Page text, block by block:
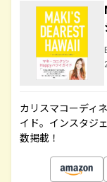
カリスマコーディ
イド。インスタジ
数掲載！